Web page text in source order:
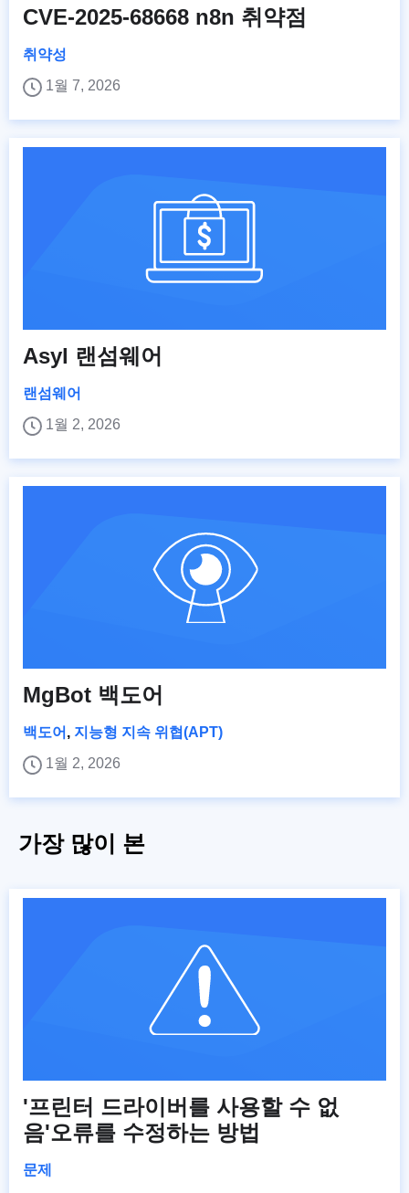
CVE-2025-68668 n8n 취약점
취약성
1월 7, 2026
Asyl 랜섬웨어
랜섬웨어
1월 2, 2026
MgBot 백도어
백도어 , 지능형 지속 위협(APT)
1월 2, 2026
가장 많이 본
'프린터 드라이버를 사용할 수 없
음'오류를 수정하는 방법
문제